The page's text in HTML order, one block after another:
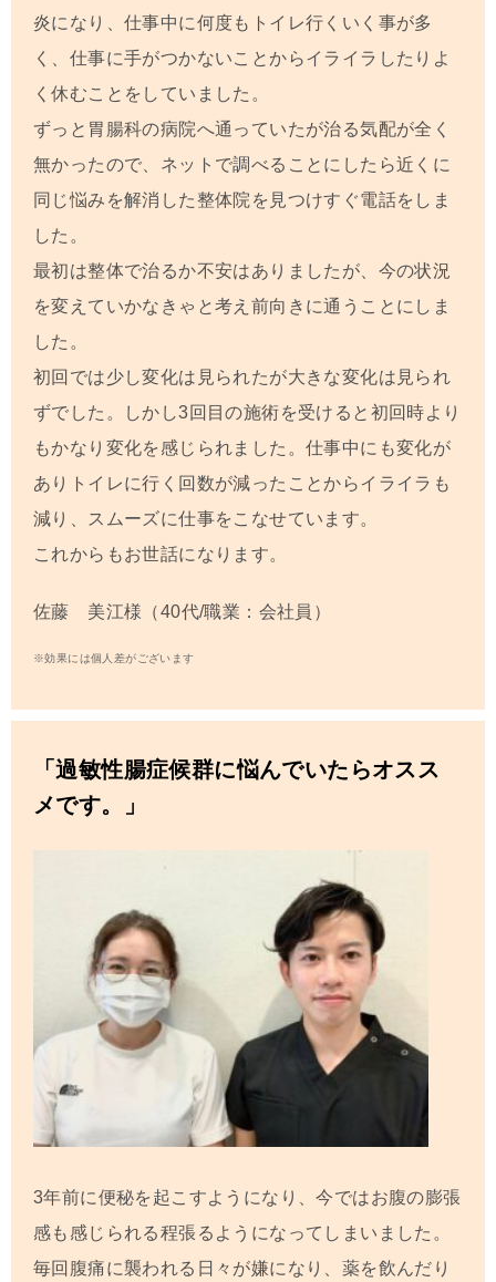
炎になり、仕事中に何度もトイレ行くいく事が多
く、仕事に手がつかないことからイライラしたりよ
く休むことをしていました。
ずっと胃腸科の病院へ通っていたが治る気配が全く
無かったので、ネットで調べることにしたら近くに
同じ悩みを解消した整体院を見つけすぐ電話をしま
した。
最初は整体で治るか不安はありましたが、今の状況
を変えていかなきゃと考え前向きに通うことにしま
した。
初回では少し変化は見られたが大きな変化は見られ
ずでした。しかし3回目の施術を受けると初回時より
もかなり変化を感じられました。仕事中にも変化が
ありトイレに行く回数が減ったことからイライラも
減り、スムーズに仕事をこなせています。
これからもお世話になります。
佐藤 美江様（40代/職業：会社員）
※効果には個人差がございます
「過敏性腸症候群に悩んでいたらオスス
メです。」
3年前に便秘を起こすようになり、今ではお腹の膨張
感も感じられる程張るようになってしまいました。
毎回腹痛に襲われる日々が嫌になり、薬を飲んだり